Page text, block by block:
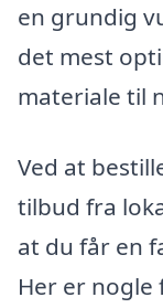
en grundig
det mest
materiale til
Ved at
tilbud fra
at du får en
Her er nogle